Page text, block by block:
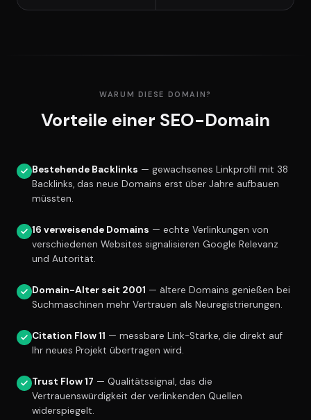
WARUM DIESE DOMAIN?
Vorteile einer SEO-Domain
Bestehende Backlinks — gewachsenes Linkprofil mit 38
Backlinks, das neue Domains erst über Jahre aufbauen
müssten.
16 verweisende Domains — echte Verlinkungen von
verschiedenen Websites signalisieren Google Relevanz
und Autorität.
Domain-Alter seit 2001 — ältere Domains genießen bei
Suchmaschinen mehr Vertrauen als Neuregistrierungen.
Citation Flow 11 — messbare Link-Stärke, die direkt auf
Ihr neues Projekt übertragen wird.
Trust Flow 17 — Qualitätssignal, das die
Vertrauenswürdigkeit der verlinkenden Quellen
widerspiegelt.